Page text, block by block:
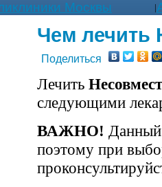
Москвы |
Чем лечить
Поделиться
Лечить
следующими
ВАЖНО! Данный
поэтому при